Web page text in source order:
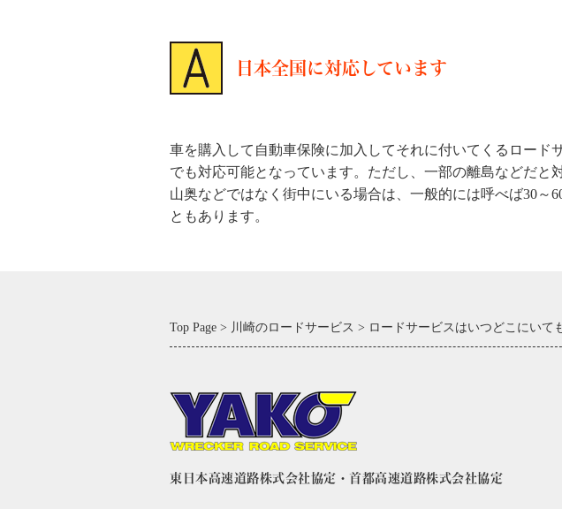
日本全国に対応しています
車を購入して自動車保険に加入してそれに付いてくるロード
でも対応可能となっています。ただし、一部の離島などだと
山奥などではなく街中にいる場合は、一般的には呼べば30
ともあります。
Top Page 川崎のロードサービス ロードサービスはいつどこにいて
東日本高速道路株式会社協定・首都高速道路株式会社協定